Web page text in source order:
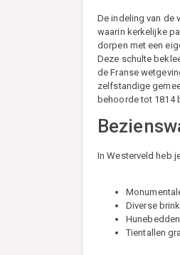
De indeling van de
waarin kerkelijke
dorpen met een
Deze schulte
de Franse
zelfstandige
behoorde tot 1814
In Westerveld heb
Diverse
Tientallen